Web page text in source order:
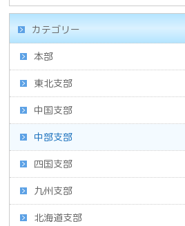
カテゴリー
本部
東北支部
中国支部
中部支部
四国支部
九州支部
北海道支部